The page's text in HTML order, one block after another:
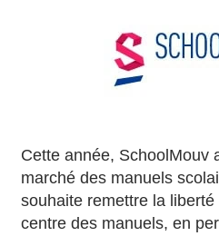
Cette année, SchoolMouv
marché des manuels
souhaite remettre la
centre des manuels, en